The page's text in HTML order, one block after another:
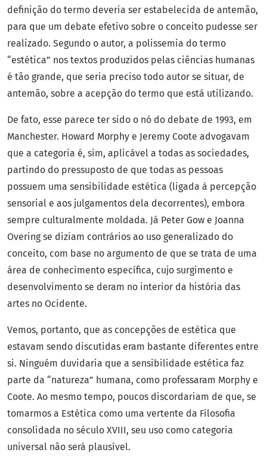
definição do termo deveria ser estabelecida de antemão,
para que um debate efetivo sobre o conceito pudesse ser
realizado. Segundo o autor, a polissemia do termo
“estética” nos textos produzidos pelas ciências humanas
é tão grande, que seria preciso todo autor se situar, de
antemão, sobre a acepção do termo que está utilizando.
De fato, esse parece ter sido o nó do debate de 1993, em
Manchester. Howard Morphy e Jeremy Coote advogavam
que a categoria é, sim, aplicável a todas as sociedades,
partindo do pressuposto de que todas as pessoas
possuem uma sensibilidade estética (ligada à percepção
sensorial e aos julgamentos dela decorrentes), embora
sempre culturalmente moldada. Já Peter Gow e Joanna
Overing se diziam contrários ao uso generalizado do
conceito, com base no argumento de que se trata de uma
área de conhecimento específica, cujo surgimento e
desenvolvimento se deram no interior da história das
artes no Ocidente.
Vemos, portanto, que as concepções de estética que
estavam sendo discutidas eram bastante diferentes entre
si. Ninguém duvidaria que a sensibilidade estética faz
parte da “natureza” humana, como professaram Morphy e
Coote. Ao mesmo tempo, poucos discordariam de que, se
tomarmos a Estética como uma vertente da Filosofia
consolidada no século XVIII, seu uso como categoria
universal não será plausível.